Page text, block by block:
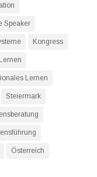
Speaker
Kongress
Lernen
Lernen
Steiermark
Österreich